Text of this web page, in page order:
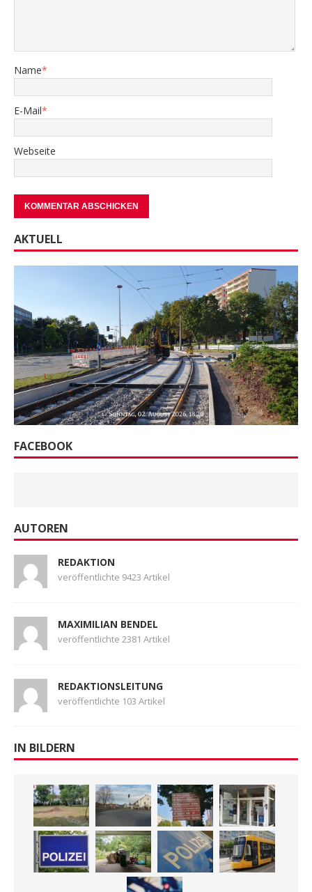
Name*
E-Mail*
Webseite
AKTUELL
FACEBOOK
AUTOREN
REDAKTION
veröffentlichte 9423 Artikel
MAXIMILIAN BENDEL
veröffentlichte 2381 Artikel
REDAKTIONSLEITUNG
veröffentlichte 103 Artikel
IN BILDERN